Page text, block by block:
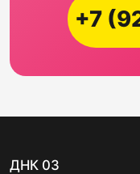
+7
ДНК 03